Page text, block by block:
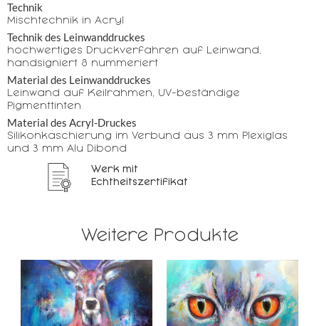
Technik
Mischtechnik in Acryl
Technik des Leinwanddruckes
hochwertiges Druckverfahren auf Leinwand,
handsigniert & nummeriert
Material des Leinwanddruckes
Leinwand auf Keilrahmen, UV-beständige
Pigmenttinten
Material des Acryl-Druckes
Silikonkaschierung im Verbund aus 3 mm Plexiglas
und 3 mm Alu Dibond
Werk mit
Echtheitszertifikat
Weitere Produkte